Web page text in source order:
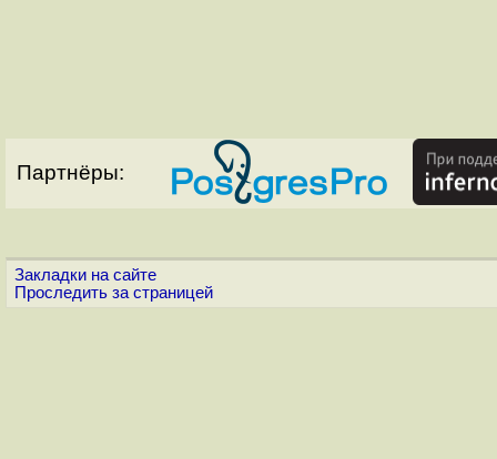
Партнёры:
Закладки на сайте
Проследить за страницей